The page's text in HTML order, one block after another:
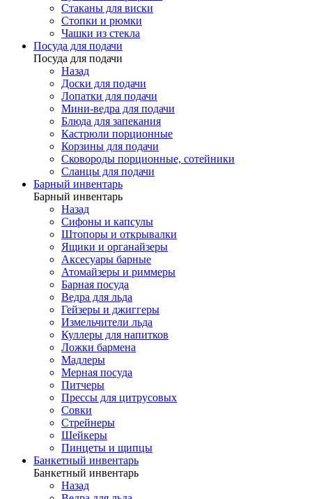
Стаканы для виски
Стопки и рюмки
Чашки из стекла
Посуда для подачи
Посуда для подачи
Назад
Доски для подачи
Лопатки для подачи
Мини-ведра для подачи
Блюда для запекания
Кастрюли порционные
Корзины для подачи
Сковороды порционные, сотейники
Сланцы для подачи
Барный инвентарь
Барный инвентарь
Назад
Сифоны и капсулы
Штопоры и открывалки
Ящики и органайзеры
Аксесуары барные
Атомайзеры и риммеры
Барная посуда
Ведра для льда
Гейзеры и джиггеры
Измельчители льда
Куллеры для напитков
Ложки бармена
Мадлеры
Мерная посуда
Питчеры
Прессы для цитрусовых
Совки
Стрейнеры
Шейкеры
Пинцеты и щипцы
Банкетный инвентарь
Банкетный инвентарь
Назад